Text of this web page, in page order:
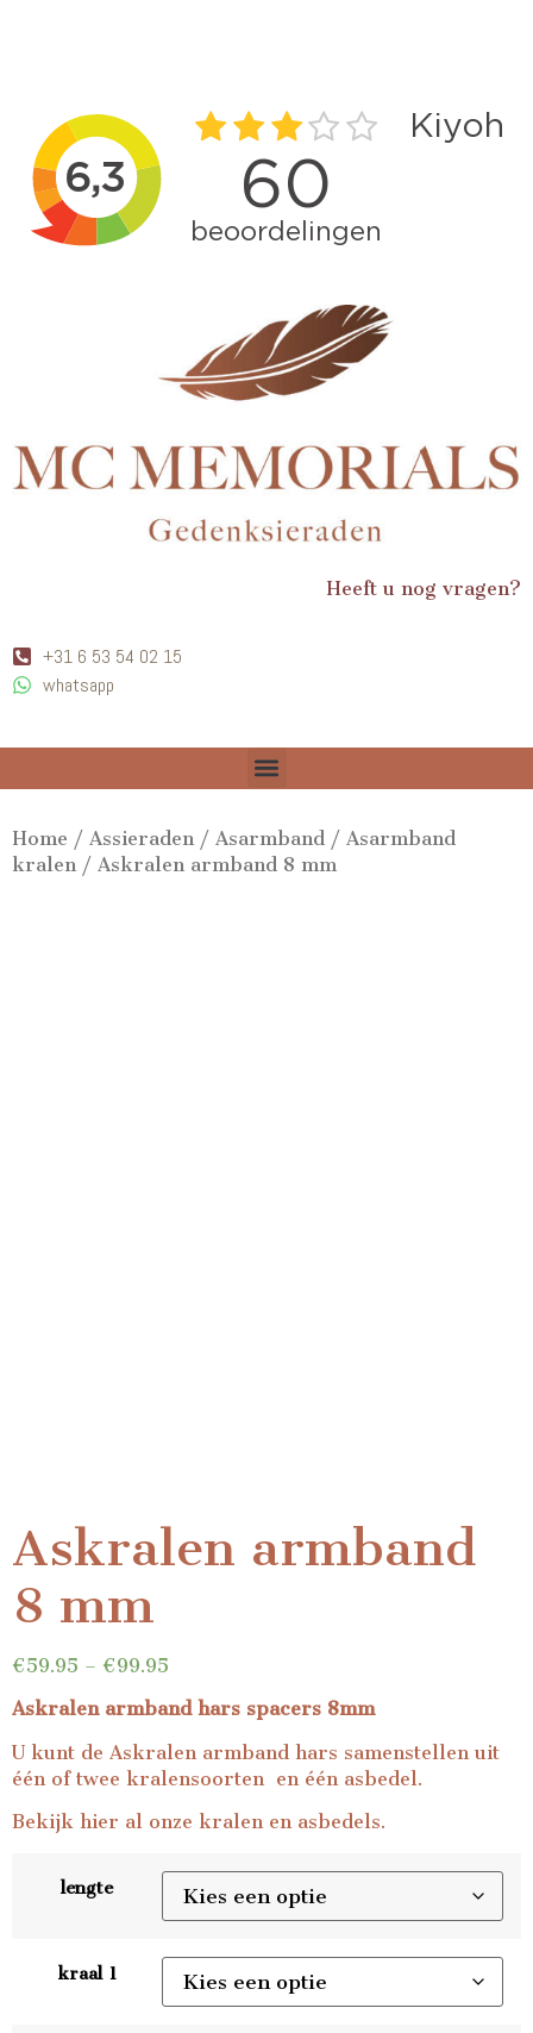
Heeft u nog vragen?
+31 6 53 54 02 15
whatsapp
Home / Assieraden / Asarmband / Asarmband
kralen / Askralen armband 8 mm
Askralen armband
8 mm
€59.95 – €99.95
Askralen armband hars spacers 8mm
U kunt de Askralen armband hars samenstellen uit
één of twee kralensoorten en één asbedel.
Bekijk hier al onze kralen en asbedels.
lengte
kraal 1